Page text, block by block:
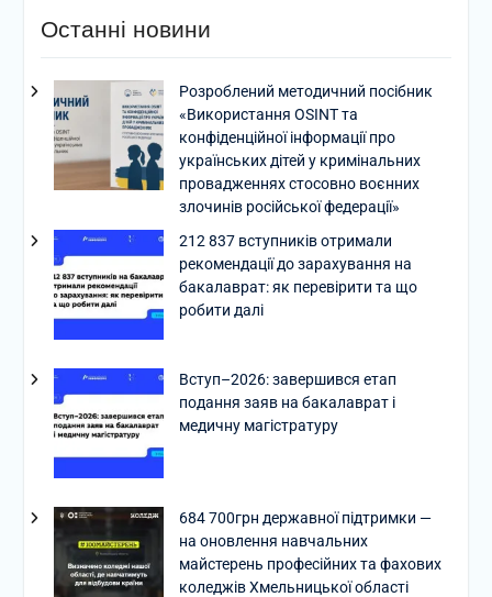
Останні новини
Розроблений методичний посібник
«Використання OSINT та
конфіденційної інформації про
українських дітей у кримінальних
провадженнях стосовно воєнних
злочинів російської федерації»
212 837 вступників отримали
рекомендації до зарахування на
бакалаврат: як перевірити та що
робити далі
Вступ–2026: завершився етап
подання заяв на бакалаврат і
медичну магістратуру
684 700грн державної підтримки —
на оновлення навчальних
майстерень професійних та фахових
коледжів Хмельницької області